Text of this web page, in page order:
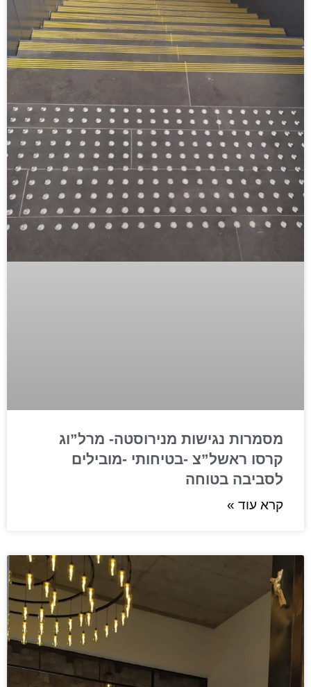
מסמרות נגישות מנירוסטה- מרל”וג
קרסו ראשל”צ -בטיחותי -מובילים
לסביבה בטוחה
קרא עוד »